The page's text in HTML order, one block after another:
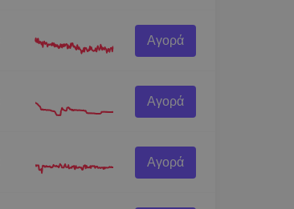
Αγορά
Αγορά
Αγορά